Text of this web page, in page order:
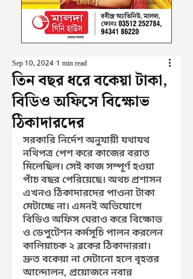
তিন বছর ধরে বকেয়া টাকা,
বিডিও অফিসে বিক্ষোভ
ঠিকাদারদের
Sep 10, 2024 1 min read
সরকারি নির্দেশ অনুযায়ী যথাযথ
নথিপত্র পেশ করে কাজের বরাত
মিলেছিল। সেই কাজ সম্পূর্ণ হওয়া
পাঁচ বছর পেরিয়েছে। অথচ প্রশাসন
এখনও ঠিকাদারদের পাওনা টাকা
মেটাচ্ছে না। এমনই অভিযোগে
বিডিও অফিস ঘেরাও করে বিক্ষোভ
ও ডেপুটেশন কর্মসূচি পালন করলেন
কালিয়াচক ২ ব্লকের ঠিকাদাররা।
দ্রুত বকেয়া না মেটানো হলে বৃহত্তর
আন্দোলন, প্রয়োজনে নবান্ন